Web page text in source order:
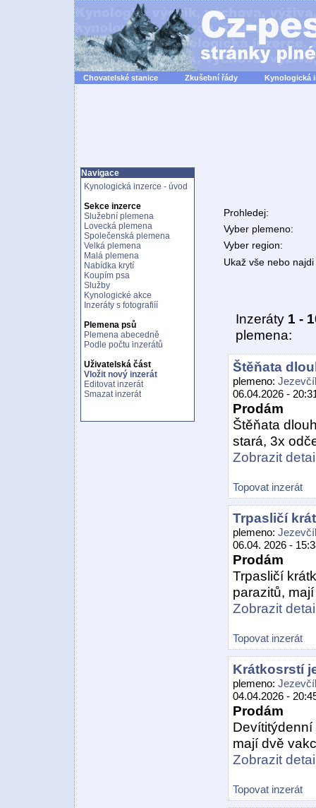
Chovatelské stanice Zkušební řády Kynologická
Navigace
Kynologická inzerce - úvod
Sekce inzerce
Služební plemena
Lovecká plemena
Společenská plemena
Velká plemena
Malá plemena
Nabídka krytí
Koupím psa
Služby
Kynologické akce
Inzeráty s fotografiíí
Plemena psů
Plemena abecedně
Podle počtu inzerátů
Uživatelská část
Vložit nový inzerát
Editovat inzerát
Smazat inzerát
Prohledej:
Vyber plemeno:
Vyber region:
Ukaž vše nebo
Inzeráty 1 -
plemena:
Štěňata
plemeno:
06.04.2026 -
Prodám
Štěňata
stará, 3x
Zobrazit
Topovat inzerát
Trpasličí
plemeno:
06.04. 2026 -
Prodám
Trpasličí
parazitů,
Zobrazit
Topovat inzerát
Krátkosrstí
plemeno:
04.04.2026 -
Prodám
mají dvě
Zobrazit
Topovat inzerát